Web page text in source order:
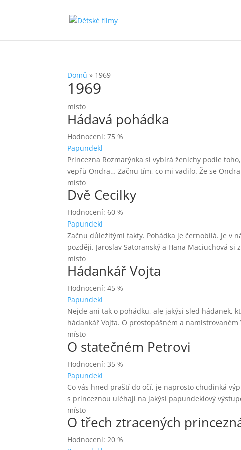
Domů » 1969
1969
místo
Hádavá pohádka
Hodnocení: 75 %
Papundekl
Princezna Rozmarýnka si vybírá ženichy podle
vepřů Ondra… Začnu tím, co mi vadilo. Že se
místo
Dvě Cecilky
Hodnocení: 60 %
Papundekl
Začnu důležitými fakty. Pohádka je černobílá. Je v
později. Jaroslav Satoranský a Hana Maciuchová
místo
Hádankář Vojta
Hodnocení: 45 %
Papundekl
Nejde ani tak o pohádku, ale jakýsi sled hádanek,
hádankář Vojta. O prostopášném a
místo
O statečném Petrovi
Hodnocení: 35 %
Papundekl
Co vás hned praští do očí, je naprosto chudinká
s princeznou uléhají na jakýsi papundeklový
místo
O třech ztracených
Hodnocení: 20 %